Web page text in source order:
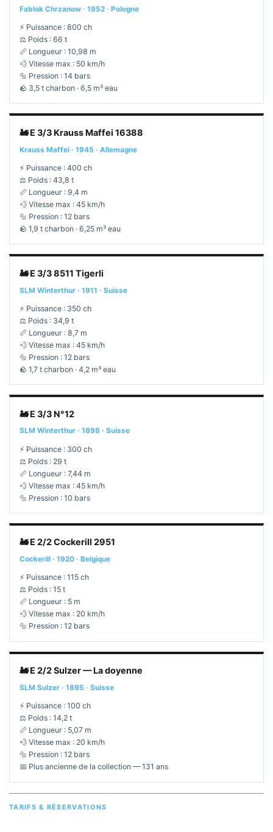
Fablok Chrzanow · 1952 · Pologne
⚡ Puissance : 800 ch
⚖️ Poids : 66 t
📏 Longueur : 10,98 m
💨 Vitesse max : 50 km/h
🔩 Pression : 14 bars
🪨 3,5 t charbon · 6,5 m³ eau
🚂 E 3/3 Krauss Maffei 16388
Krauss Maffei · 1945 · Allemagne
⚡ Puissance : 400 ch
⚖️ Poids : 43,8 t
📏 Longueur : 9,4 m
💨 Vitesse max : 45 km/h
🔩 Pression : 12 bars
🪨 1,9 t charbon · 6,25 m³ eau
🚂 E 3/3 8511 Tigerli
SLM Winterthur · 1911 · Suisse
⚡ Puissance : 350 ch
⚖️ Poids : 34,9 t
📏 Longueur : 8,7 m
💨 Vitesse max : 45 km/h
🔩 Pression : 12 bars
🪨 1,7 t charbon · 4,2 m³ eau
🚂 E 3/3 N°12
SLM Winterthur · 1898 · Suisse
⚡ Puissance : 300 ch
⚖️ Poids : 29 t
📏 Longueur : 7,44 m
💨 Vitesse max : 45 km/h
🔩 Pression : 10 bars
🚂 E 2/2 Cockerill 2951
Cockerill · 1920 · Belgique
⚡ Puissance : 115 ch
⚖️ Poids : 15 t
📏 Longueur : 5 m
💨 Vitesse max : 20 km/h
🔩 Pression : 12 bars
🚂 E 2/2 Sulzer — La doyenne
SLM Sulzer · 1895 · Suisse
⚡ Puissance : 100 ch
⚖️ Poids : 14,2 t
📏 Longueur : 5,07 m
💨 Vitesse max : 20 km/h
🔩 Pression : 12 bars
📅 Plus ancienne de la collection — 131 ans
TARIFS & RÉSERVATIONS